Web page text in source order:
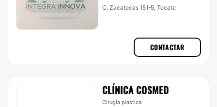
C. Zacatecas 151-5, Tecate
CONTACTAR
CLÍNICA COSMED
Cirugía plástica